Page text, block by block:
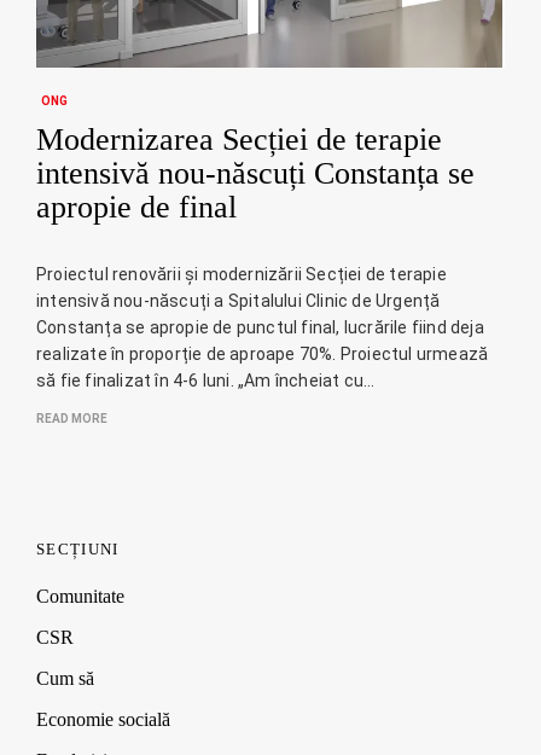
ONG
Modernizarea Secției de terapie
intensivă nou-născuți Constanța se
apropie de final
Proiectul renovării și modernizării Secției de terapie
intensivă nou-născuți a Spitalului Clinic de Urgență
Constanța se apropie de punctul final, lucrările fiind deja
realizate în proporție de aproape 70%. Proiectul urmează
să fie finalizat în 4-6 luni. „Am încheiat cu…
READ MORE
SECȚIUNI
Comunitate
CSR
Cum să
Economie socială